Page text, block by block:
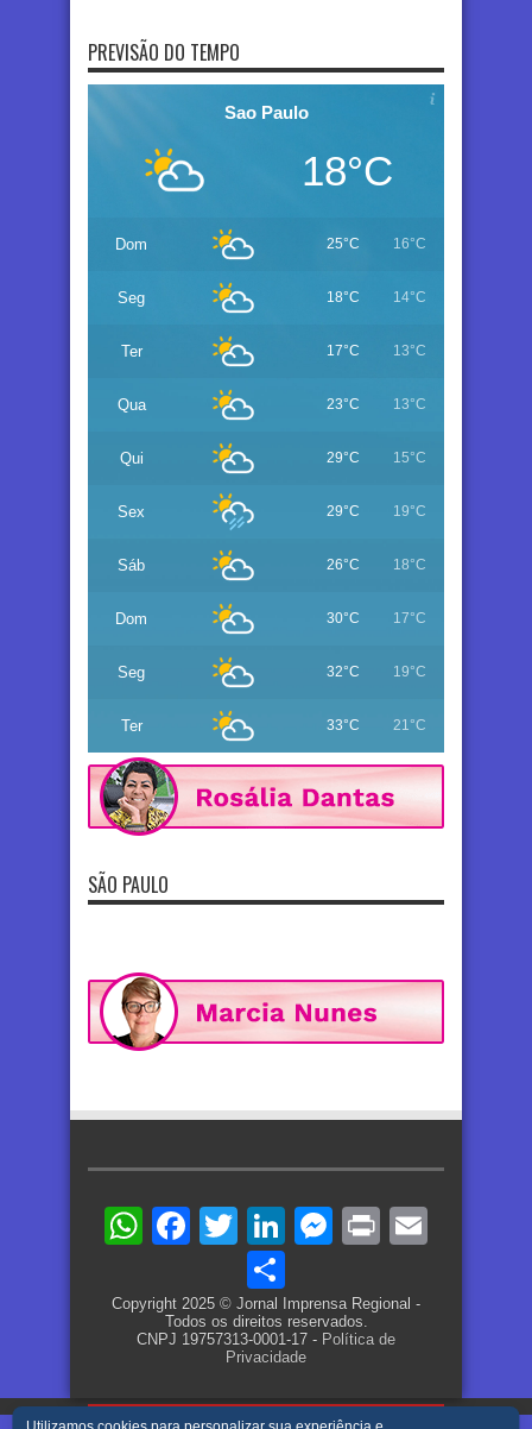
PREVISÃO DO TEMPO
Sao Paulo
18°C
Dom 25°C 16°C
Seg 18°C 14°C
Ter 17°C 13°C
Qua 23°C 13°C
Qui 29°C 15°C
Sex 29°C 19°C
Sáb 26°C 18°C
Dom 30°C 17°C
Seg 32°C 19°C
Ter 33°C 21°C
SÃO PAULO
WhatsApp
Facebook
TwitterLinkedIn
Messenger
Print
Copyright 2025 © Jornal Imprensa Regional -
Todos os direitos reservados.
CNPJ 19757313-0001-17 - Política de
Privacidade